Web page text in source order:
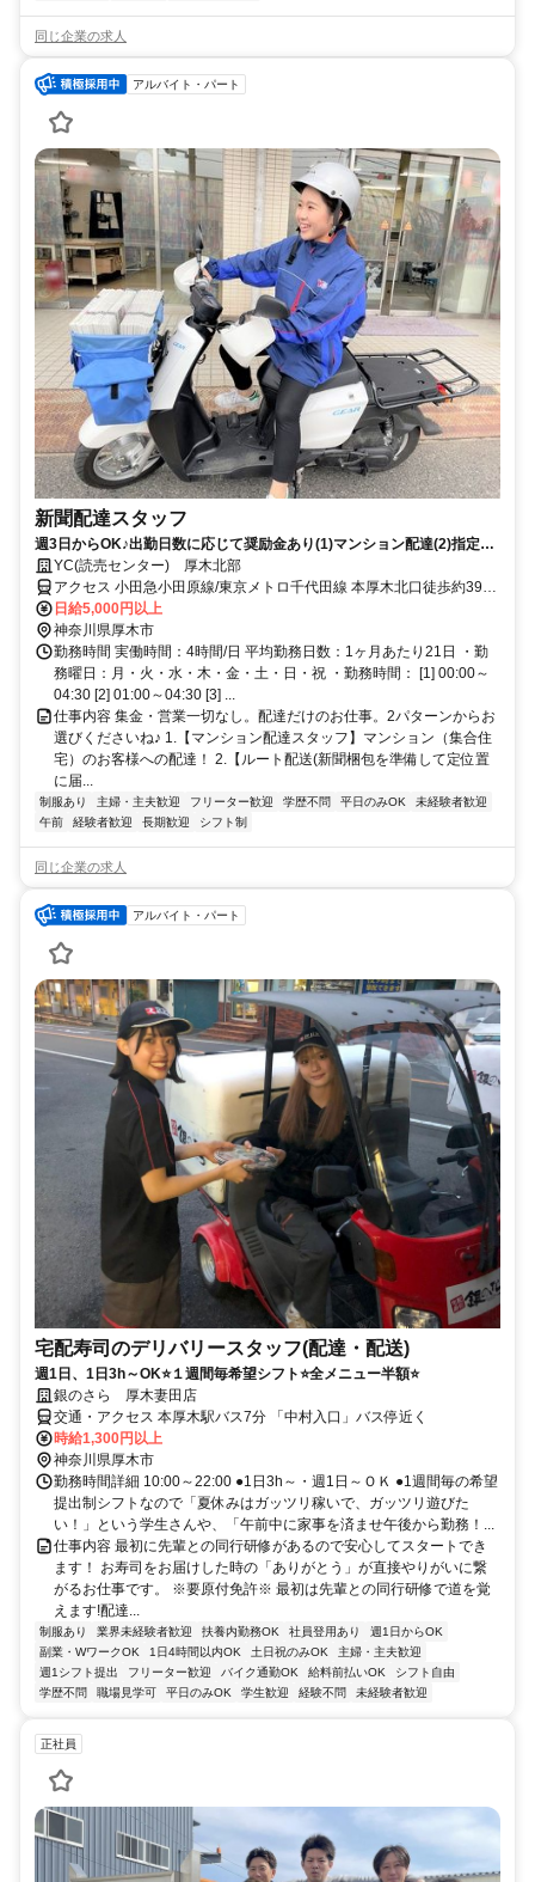
同じ企業の求人
アルバイト・パート
新聞配達スタッフ
週3日からOK♪出勤日数に応じて奨励金あり(1)マンション配達(2)指定配
達エリアスタッフ同時募集中
YC(読売センター) 厚木北部
アクセス 小田急小田原線/東京メトロ千代田線 本厚木北口徒歩約39
分、ＪＲ相模線 厚木徒歩約46分、ＪＲ相模線/ＪＲ横浜線 海老名（相
模線）西口徒歩約56分
日給5,000円以上
神奈川県厚木市
勤務時間 実働時間：4時間/日 平均勤務日数：1ヶ月あたり21日 ・勤
務曜日：月・火・水・木・金・土・日・祝 ・勤務時間： [1] 00:00～
04:30 [2] 01:00～04:30 [3] ...
仕事内容 集金・営業一切なし。配達だけのお仕事。2パターンからお
選びくださいね♪ 1.【マンション配達スタッフ】マンション（集合住
宅）のお客様への配達！ 2.【ルート配送(新聞梱包を準備して定位置
に届...
制服あり 主婦・主夫歓迎 フリーター歓迎 学歴不問 平日のみOK
未経験者歓迎
午前
経験者歓迎 長期歓迎 シフト制
同じ企業の求人
アルバイト・パート
宅配寿司のデリバリースタッフ(配達・配送)
週1日、1日3h～OK⭐１週間毎希望シフト⭐全メニュー半額⭐
銀のさら 厚木妻田店
交通・アクセス 本厚木駅バス7分 「中村入口」バス停近く
時給1,300円以上
神奈川県厚木市
勤務時間詳細 10:00～22:00 ●1日3h～・週1日～ＯＫ ●1週間毎の希望
提出制シフトなので「夏休みはガッツリ稼いで、ガッツリ遊びた
い！」という学生さんや、「午前中に家事を済ませ午後から勤務！...
仕事内容 最初に先輩との同行研修があるので安心してスタートでき
ます！ お寿司をお届けした時の「ありがとう」が直接やりがいに繋
がるお仕事です。 ※要原付免許※ 最初は先輩との同行研修で道を覚
えます!配達...
制服あり 業界未経験者歓迎 扶養内勤務OK 社員登用あり
週1日からOK
副業・WワークOK
1日4時間以内OK 土日祝のみOK
主婦・主夫歓迎
週1シフト提出
フリーター歓迎 バイク通勤OK 給料前払いOK
シフト自由
学歴不問
職場見学可 平日のみOK 学生歓迎 経験不問 未経験者歓迎
正社員